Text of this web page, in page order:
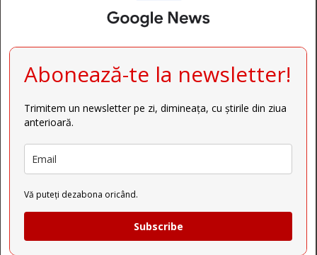
Abonează-te la newsletter!
Trimitem un newsletter pe zi, dimineața, cu știrile din ziua
anterioară.
Vă puteți dezabona oricând.
Subscribe